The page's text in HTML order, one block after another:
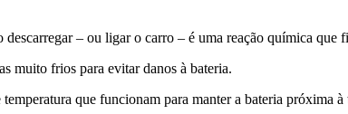
– ou ligar o carro – é uma reação química que
muito frios para evitar danos à bateria.
que funcionam para manter a bateria próxima